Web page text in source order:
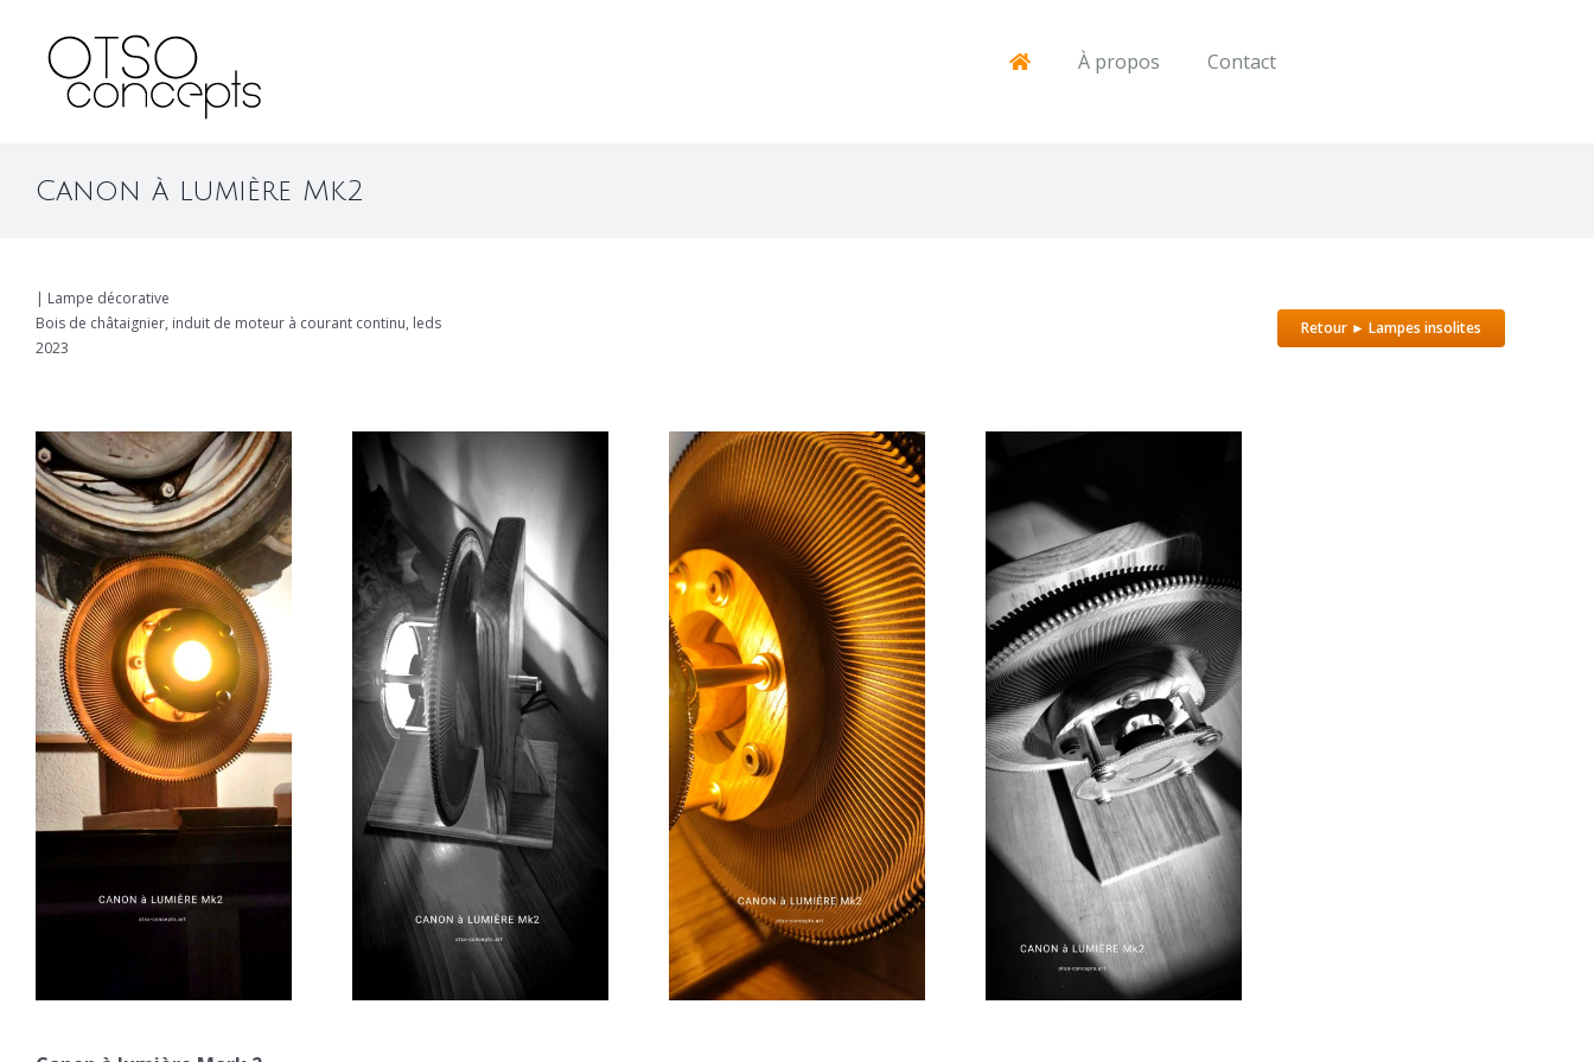
content
À propos Contact
Canon à lumière Mk2
| Lampe décorative
Bois de châtaignier, induit de moteur à courant continu, leds
2023
Retour ► Lampes insolites